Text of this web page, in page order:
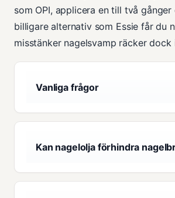
som OPI, applicera en till två
billigare alternativ som Essie får du
misstänker nagelsvamp räcker
Vanliga frågor
Kan nagelolja förhindra